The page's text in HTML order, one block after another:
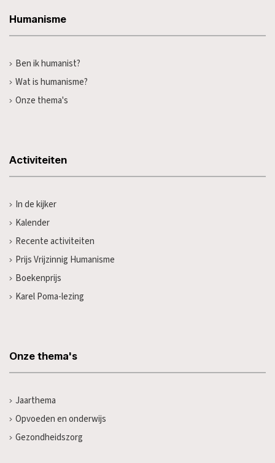
Humanisme
Ben ik humanist?
Wat is humanisme?
Onze thema's
Activiteiten
In de kijker
Kalender
Recente activiteiten
Prijs Vrijzinnig Humanisme
Boekenprijs
Karel Poma-lezing
Onze thema's
Jaarthema
Opvoeden en onderwijs
Gezondheidszorg